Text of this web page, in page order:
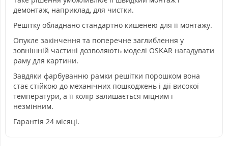
демонтаж, наприклад, для чистки.
Решітку обладнано стандартно кишенею для її монтажу.
Опукле закінчення та поперечне заглиблення у
зовнішній частині дозволяють моделі OSKAR нагадувати
раму для картини.
Завдяки фарбуванню рамки решітки порошком вона
стає стійкою до механічних пошкоджень і дії високої
температури, а її колір залишається міцним і
незмінним.
Гарантія 24 місяці.